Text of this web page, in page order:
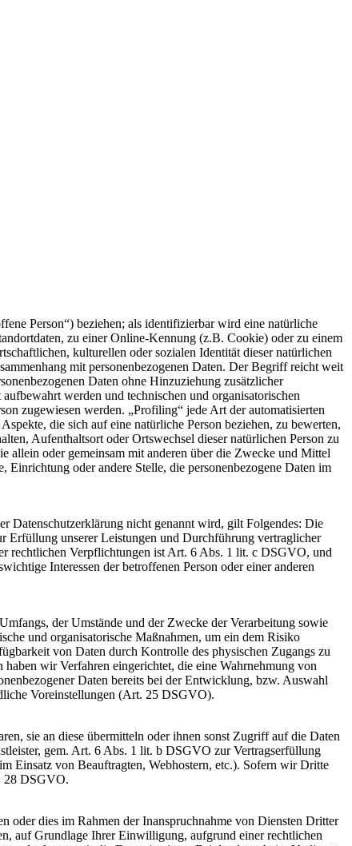
Person“) beziehen; als identifizierbar wird eine natürliche
zu einer Online-Kennung (z.B. Cookie) oder zu einem
kulturellen oder sozialen Identität dieser natürlichen
mit personenbezogenen Daten. Der Begriff reicht weit
Daten ohne Hinzuziehung zusätzlicher
werden und technischen und organisatorischen
zugewiesen werden. „Profiling“ jede Art der automatisierten
die sich auf eine natürliche Person beziehen, zu bewerten,
Aufenthaltsort oder Ortswechsel dieser natürlichen Person zu
allein oder gemeinsam mit anderen über die Zwecke und Mittel
Einrichtung oder andere Stelle, die personenbezogene Daten im
Datenschutzerklärung nicht genannt wird, gilt Folgendes: Die
unserer Leistungen und Durchführung vertraglicher
rechtlichen Verpflichtungen ist Art. 6 Abs. 1 lit. c DSGVO, und
Interessen der betroffenen Person oder einer anderen
der Umstände und der Zwecke der Verarbeitung sowie
und organisatorische Maßnahmen, um ein dem Risiko
von Daten durch Kontrolle des physischen Zugangs zu
wir Verfahren eingerichtet, die eine Wahrnehmung von
Daten bereits bei der Entwicklung, bzw. Auswahl
Voreinstellungen (Art. 25 DSGVO).
sie an diese übermitteln oder ihnen sonst Zugriff auf die Daten
gem. Art. 6 Abs. 1 lit. b DSGVO zur Vertragserfüllung
Einsatz von Beauftragten, Webhostern, etc.). Sofern wir Dritte
28 DSGVO.
oder dies im Rahmen der Inanspruchnahme von Diensten Dritter
auf Grundlage Ihrer Einwilligung, aufgrund einer rechtlichen